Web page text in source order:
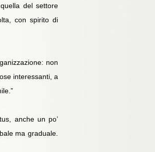
del settore
con spirito di
non
interessanti, a
anche un po’
ma graduale.